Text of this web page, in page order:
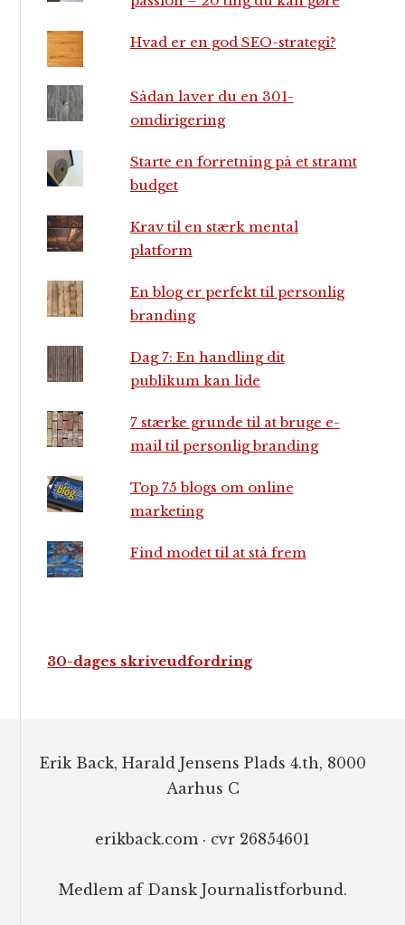
Hvad er en god SEO-strategi?
Sådan laver du en 301-
omdirigering
Starte en forretning på et stramt
budget
Krav til en stærk mental
platform
En blog er perfekt til personlig
branding
Dag 7: En handling dit
publikum kan lide
7 stærke grunde til at bruge e-
mail til personlig branding
Top 75 blogs om online
marketing
Find modet til at stå frem
30-dages skriveudfordring
Erik Back, Harald Jensens Plads 4.th, 8000
Aarhus C
erikback.com · cvr 26854601
Medlem af Dansk Journalistforbund.